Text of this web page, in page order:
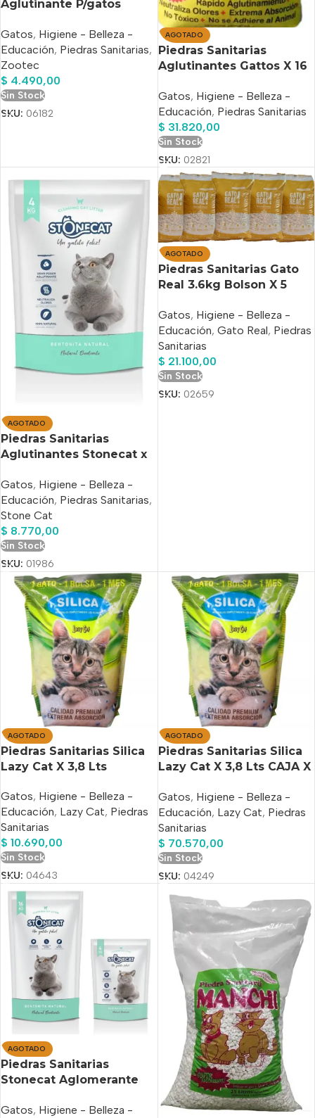
Aglutinante P/gatos
Gatos, Higiene - Belleza -
Educación, Piedras Sanitarias,
Zootec
$ 4.490,00
Sin Stock
SKU: 06182
AGOTADO
Piedras Sanitarias
Aglutinantes Gattos X 16
Gatos, Higiene - Belleza -
Educación, Piedras Sanitarias
$ 31.820,00
Sin Stock
SKU: 02821
AGOTADO
Piedras Sanitarias
Aglutinantes Stonecat x
Gatos, Higiene - Belleza -
Educación, Piedras Sanitarias,
Stone Cat
$ 8.770,00
Sin Stock
SKU: 01986
AGOTADO
Piedras Sanitarias Gato
Real 3.6kg Bolson X 5
Gatos, Higiene - Belleza -
Educación, Gato Real, Piedras
Sanitarias
$ 21.100,00
Sin Stock
SKU: 02659
AGOTADO
Piedras Sanitarias Silica
Lazy Cat X 3,8 Lts
Gatos, Higiene - Belleza -
Educación, Lazy Cat, Piedras
Sanitarias
$ 10.690,00
Sin Stock
SKU: 04643
AGOTADO
Piedras Sanitarias Silica
Lazy Cat X 3,8 Lts CAJA X
Gatos, Higiene - Belleza -
Educación, Lazy Cat, Piedras
Sanitarias
$ 70.570,00
Sin Stock
SKU: 04249
AGOTADO
Piedras Sanitarias
Stonecat Aglomerante
Gatos, Higiene - Belleza -